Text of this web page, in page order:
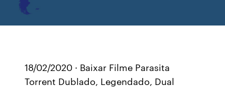
18/02/2020 · Baixar Filme Parasita
Torrent Dublado, Legendado, Dual